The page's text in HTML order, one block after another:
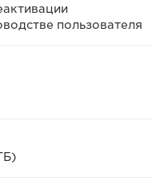
пользователя